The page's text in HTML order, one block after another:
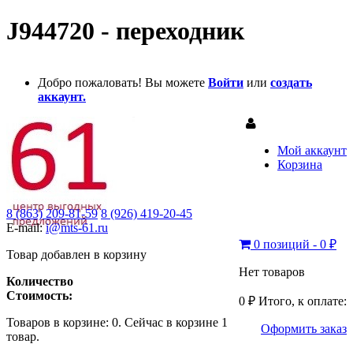
J944720 - переходник
Добро пожаловать! Вы можете Войти или создать
аккаунт.
Мой аккаунт
Корзина
8 (863) 209-81-59 8 (926) 419-20-45
E-mail:i@mts-61.ru
0 позиций - 0 ₽
Нет товаров
0 ₽ Итого, к оплате:
Оформить заказ
Товар добавлен в корзину
Количество
Стоимость:
Товаров в корзине: 0. Сейчас в корзине 1
товар.